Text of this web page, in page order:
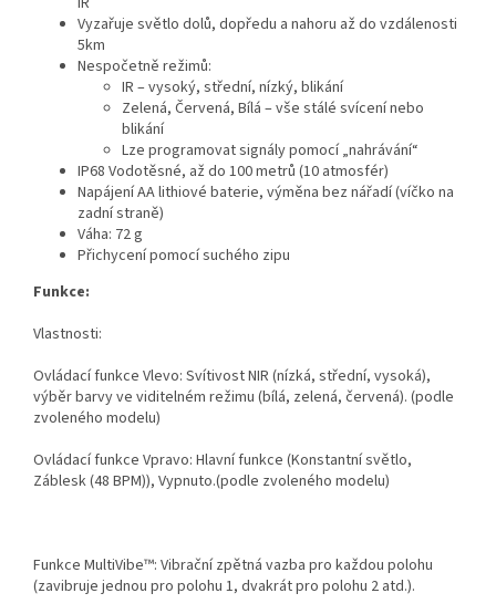
Vyzařuje světlo dolů, dopředu a nahoru až do vzdálenosti
5km
Nespočetně režimů:
IR – vysoký, střední, nízký, blikání
Zelená, Červená, Bílá – vše stálé svícení nebo
blikání
Lze programovat signály pomocí „nahrávání“
IP68 Vodotěsné, až do 100 metrů (10 atmosfér)
Napájení AA lithiové baterie, výměna bez nářadí (víčko na
zadní straně)
Váha: 72 g
Přichycení pomocí suchého zipu
Funkce:
Vlastnosti:
Ovládací funkce Vlevo: Svítivost NIR (nízká, střední, vysoká),
výběr barvy ve viditelném režimu (bílá, zelená, červená). (podle
zvoleného modelu)
Ovládací funkce Vpravo: Hlavní funkce (Konstantní světlo,
Záblesk (48 BPM)), Vypnuto.(podle zvoleného modelu)
Funkce MultiVibe™: Vibrační zpětná vazba pro každou polohu
(zavibruje jednou pro polohu 1, dvakrát pro polohu 2 atd.).